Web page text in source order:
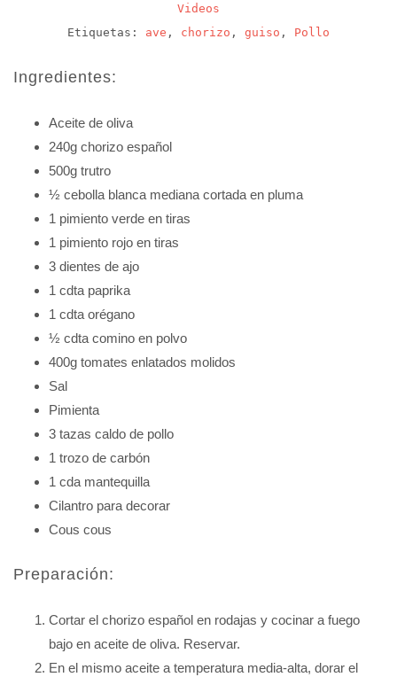
Videos
Etiquetas: ave , chorizo , guiso , Pollo
Ingredientes:
Aceite de oliva
240g chorizo español
500g trutro
½ cebolla blanca mediana cortada en pluma
1 pimiento verde en tiras
1 pimiento rojo en tiras
3 dientes de ajo
1 cdta paprika
1 cdta orégano
½ cdta comino en polvo
400g tomates enlatados molidos
Sal
Pimienta
3 tazas caldo de pollo
1 trozo de carbón
1 cda mantequilla
Cilantro para decorar
Cous cous
Preparación:
Cortar el chorizo español en rodajas y cocinar a fuego
bajo en aceite de oliva. Reservar.
En el mismo aceite a temperatura media-alta, dorar el